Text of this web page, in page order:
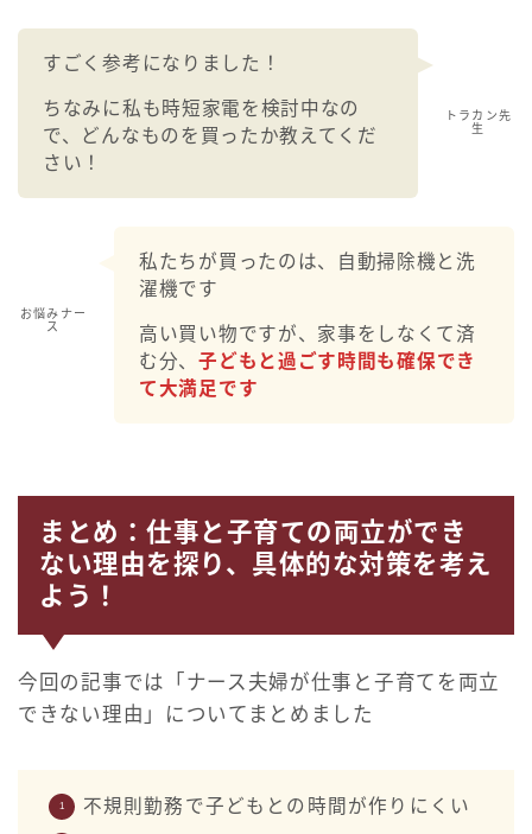
トラカン先
生
すごく参考になりました！
ちなみに私も時短家電を検討中なの
で、どんなものを買ったか教えてくだ
さい！
お悩みナー
ス
私たちが買ったのは、自動掃除機と洗
濯機です
高い買い物ですが、家事をしなくて済
む分、子どもと過ごす時間も確保でき
て大満足です
まとめ：仕事と子育ての両立ができ
ない理由を探り、具体的な対策を考え
よう！
今回の記事では「ナース夫婦が仕事と子育てを両立
できない理由」についてまとめました
不規則勤務で子どもとの時間が作りにくい